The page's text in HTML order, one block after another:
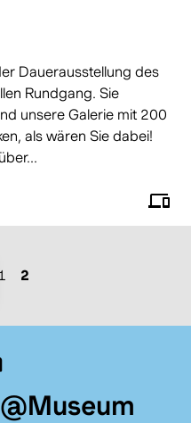
Dauerausstellung des
Rundgang. Sie
unsere Galerie mit 200
als wären Sie dabei!
2